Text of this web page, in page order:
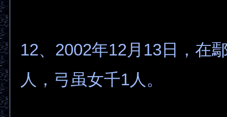
12、2002年12月13日，在
人，弓虽女千1人。